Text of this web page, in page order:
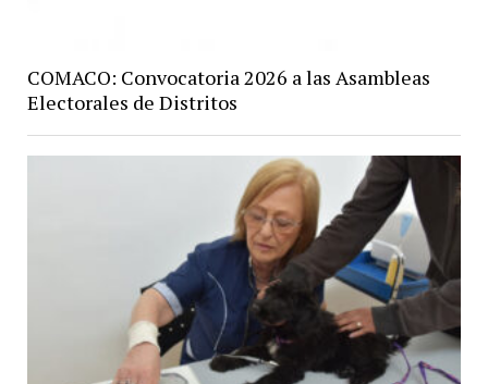
COMACO: Convocatoria 2026 a las Asambleas
Electorales de Distritos